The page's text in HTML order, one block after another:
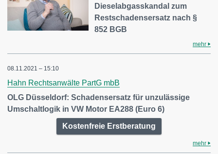
Dieselabgasskandal zum
Restschadensersatz nach §
852 BGB
mehr
08.11.2021 – 15:10
Hahn Rechtsanwälte PartG mbB
OLG Düsseldorf: Schadensersatz für unzulässige
Umschaltlogik in VW Motor EA288 (Euro 6)
Kostenfreie Erstberatung
mehr